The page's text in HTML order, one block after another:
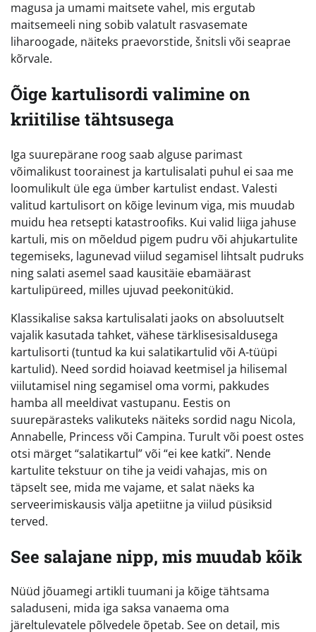
magusa ja umami maitsete vahel, mis ergutab
maitsemeeli ning sobib valatult rasvasemate
liharoogade, näiteks praevorstide, šnitsli või seaprae
kõrvale.
Õige kartulisordi valimine on
kriitilise tähtsusega
Iga suurepärane roog saab alguse parimast
võimalikust toorainest ja kartulisalati puhul ei saa me
loomulikult üle ega ümber kartulist endast. Valesti
valitud kartulisort on kõige levinum viga, mis muudab
muidu hea retsepti katastroofiks. Kui valid liiga jahuse
kartuli, mis on mõeldud pigem pudru või ahjukartulite
tegemiseks, lagunevad viilud segamisel lihtsalt pudruks
ning salati asemel saad kausitäie ebamäärast
kartulipüreed, milles ujuvad peekonitükid.
Klassikalise saksa kartulisalati jaoks on absoluutselt
vajalik kasutada tahket, vähese tärklisesisaldusega
kartulisorti (tuntud ka kui salatikartulid või A-tüüpi
kartulid). Need sordid hoiavad keetmisel ja hilisemal
viilutamisel ning segamisel oma vormi, pakkudes
hamba all meeldivat vastupanu. Eestis on
suurepärasteks valikuteks näiteks sordid nagu Nicola,
Annabelle, Princess või Campina. Turult või poest ostes
otsi märget “salatikartul” või “ei kee katki”. Nende
kartulite tekstuur on tihe ja veidi vahajas, mis on
täpselt see, mida me vajame, et salat näeks ka
serveerimiskausis välja apetiitne ja viilud püsiksid
terved.
See salajane nipp, mis muudab kõik
Nüüd jõuamegi artikli tuumani ja kõige tähtsama
saladuseni, mida iga saksa vanaema oma
järeltulevatele põlvedele õpetab. See on detail, mis